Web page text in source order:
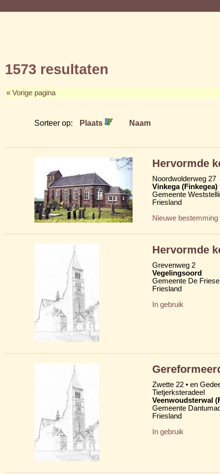
1573 resultaten
« Vorige pagina
Sorteer op: Plaats Naam
Hervormde
Noordwolderweg 27
Vinkega (Finkegea)
Gemeente
Friesland
Nieuwe bestemming
Hervormde
Grevenweg 2
Vegelingsoord
Gemeente De
Friesland
In gebruik
Zwette 22 • en
Tietjerksteradeel
Veenwoudsterwal
Gemeente
Friesland
In gebruik